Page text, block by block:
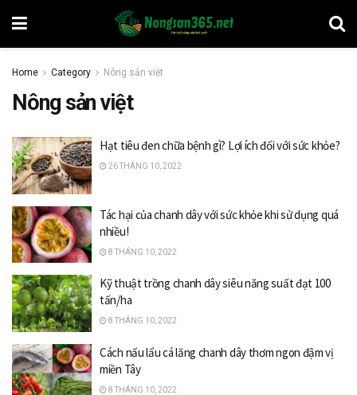
Home Category Nông sản việt
Nông sản việt
Hạt tiêu đen chữa bệnh gì? Lợi ích đối với sức khỏe?
26 THÁNG 10, 2022
Tác hại của chanh dây với sức khỏe khi sử dụng quá
nhiều!
8 THÁNG 10, 2022
Kỹ thuật trồng chanh dây siêu năng suất đạt 100
tấn/ha
8 THÁNG 10, 2022
Cách nấu lẩu cá lăng chanh dây thơm ngon đậm vị
miền Tây
8 THÁNG 10, 2022